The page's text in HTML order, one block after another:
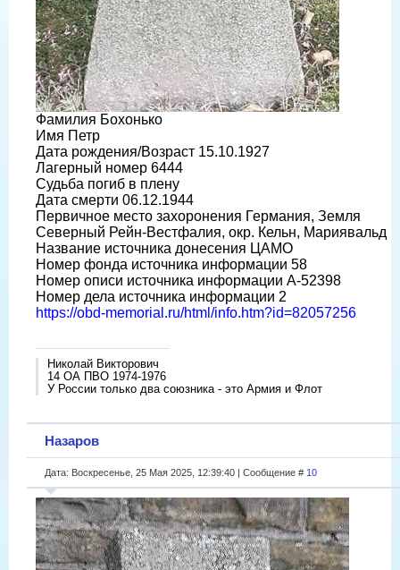
Фамилия Бохонько
Имя Петр
Дата рождения/Возраст 15.10.1927
Лагерный номер 6444
Судьба погиб в плену
Дата смерти 06.12.1944
Первичное место захоронения Германия, Земля
Северный Рейн-Вестфалия, окр. Кельн, Мариявальд
Название источника донесения ЦАМО
Номер фонда источника информации 58
Номер описи источника информации A-52398
Номер дела источника информации 2
https://obd-memorial.ru/html/info.htm?id=82057256
Николай Викторович
14 ОА ПВО 1974-1976
У России только два союзника - это Армия и Флот
Назаров
Дата: Воскресенье, 25 Мая 2025, 12:39:40 | Сообщение # 10